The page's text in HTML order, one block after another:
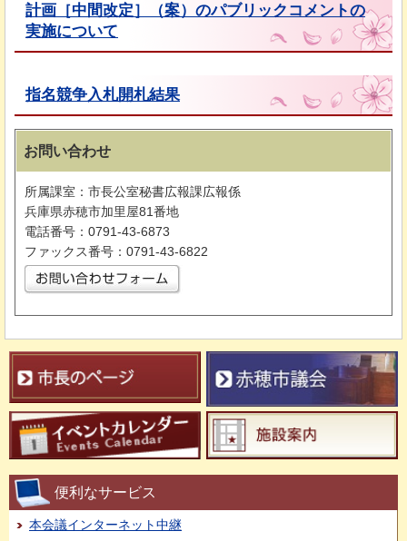
計画［中間改定］（案）のパブリックコメントの
実施について
指名競争入札開札結果
お問い合わせ
所属課室：市長公室秘書広報課広報係
兵庫県赤穂市加里屋81番地
電話番号：0791-43-6873
ファックス番号：0791-43-6822
便利なサービス
本会議インターネット中継